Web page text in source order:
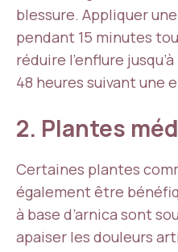
blessure. Appliquer
pendant 15 minutes
réduire l’enflure
48 heures suivant une
2. Plantes
Certaines plantes
également être
à base d’arnica sont
apaiser les douleurs